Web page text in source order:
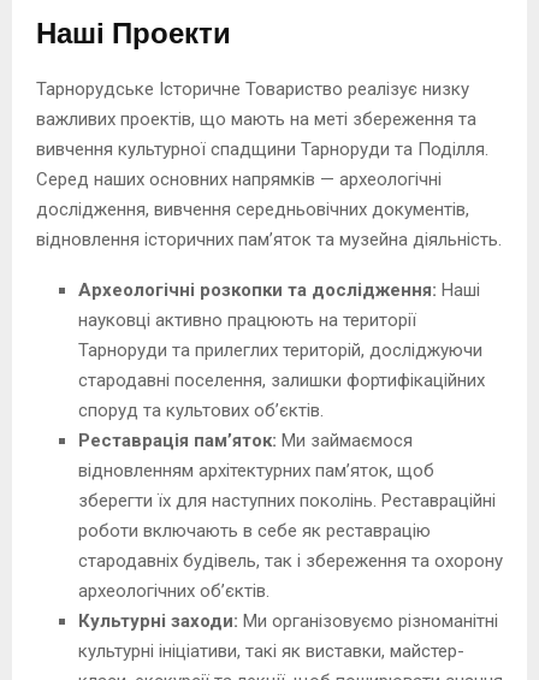
Наші Проекти
Тарнорудське Історичне Товариство реалізує низку
важливих проектів, що мають на меті збереження та
вивчення культурної спадщини Тарноруди та Поділля.
Серед наших основних напрямків — археологічні
дослідження, вивчення середньовічних документів,
відновлення історичних пам’яток та музейна діяльність.
Археологічні розкопки та дослідження: Наші
науковці активно працюють на території
Тарноруди та прилеглих територій, досліджуючи
стародавні поселення, залишки фортифікаційних
споруд та культових об’єктів.
Реставрація пам’яток: Ми займаємося
відновленням архітектурних пам’яток, щоб
зберегти їх для наступних поколінь. Реставраційні
роботи включають в себе як реставрацію
стародавніх будівель, так і збереження та охорону
археологічних об’єктів.
Культурні заходи: Ми організовуємо різноманітні
культурні ініціативи, такі як виставки, майстер-